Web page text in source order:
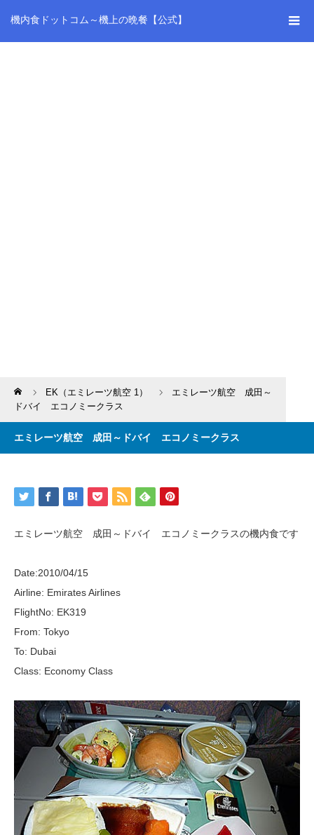
機内食ドットコム～機上の晩餐【公式】
Home EK（エミレーツ航空 1）
エミレーツ航空 成田～
ドバイ エコノミークラス
エミレーツ航空 成田～ドバイ エコノミークラス
エミレーツ航空 成田～ドバイ エコノミークラスの機内食です
Date:2010/04/15
Airline: Emirates Airlines
FlightNo: EK319
From: Tokyo
To: Dubai
Class: Economy Class